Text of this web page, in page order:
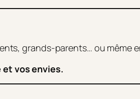
grands-parents… ou
et vos envies.